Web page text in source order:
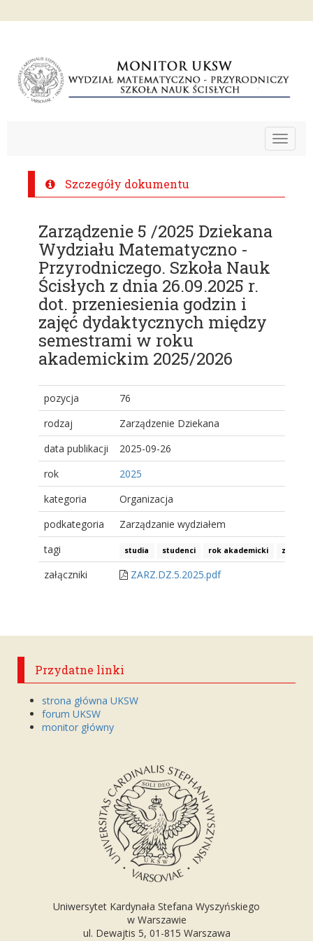
Toggle
Szczegóły dokumentu
Zarządzenie 5 /2025 Dziekana
Wydziału Matematyczno -
Przyrodniczego. Szkoła Nauk
Ścisłych z dnia 26.09.2025 r.
dot. przeniesienia godzin i
zajęć dydaktycznych między
semestrami w roku
akademickim 2025/2026
pozycja
76
rodzaj
Zarządzenie Dziekana
data publikacji
2025-09-26
rok
2025
kategoria
Organizacja
podkategoria
Zarządzanie wydziałem
tagi
studia studenci rok akademicki zajęcia
załączniki ZARZ.DZ.5.2025.pdf
Przydatne linki
strona główna UKSW
forum UKSW
monitor główny
Uniwersytet Kardynała Stefana Wyszyńskiego
w Warszawie
ul. Dewajtis 5, 01-815 Warszawa